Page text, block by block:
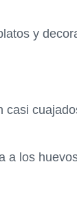
y
casi
a los